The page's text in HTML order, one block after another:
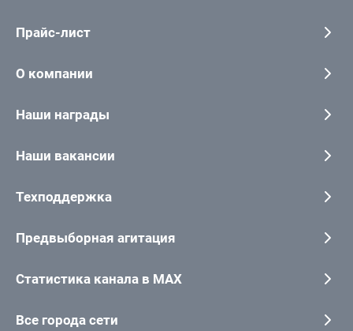
Прайс-лист
О компании
Наши награды
Наши вакансии
Техподдержка
Предвыборная агитация
Статистика канала в MAX
Все города сети